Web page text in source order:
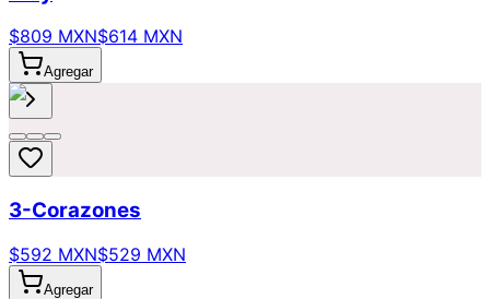
$809 MXN$614 MXN
Agregar
3-Corazones
$592 MXN$529 MXN
Agregar